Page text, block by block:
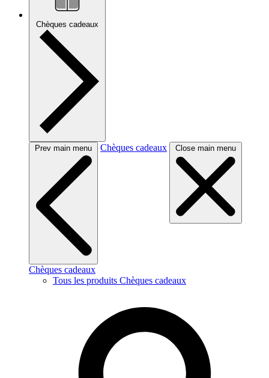
Chèques cadeaux
Prev main menu Chèques cadeaux Close main menu
Chèques cadeaux
Tous les produits Chèques cadeaux